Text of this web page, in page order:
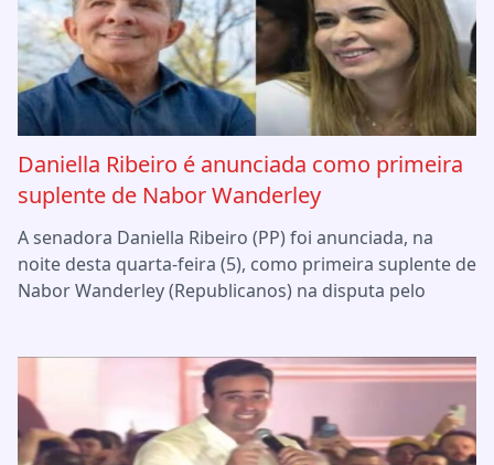
Daniella Ribeiro é anunciada como primeira
suplente de Nabor Wanderley
A senadora Daniella Ribeiro (PP) foi anunciada, na
noite desta quarta-feira (5), como primeira suplente de
Nabor Wanderley (Republicanos) na disputa pelo